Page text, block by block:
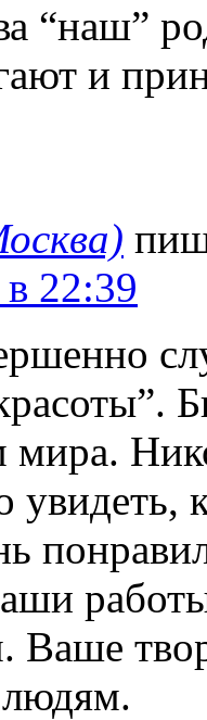
“наш”
и
22:39
мира.
Ваше